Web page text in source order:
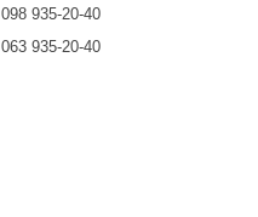
098 935-20-40
063 935-20-40